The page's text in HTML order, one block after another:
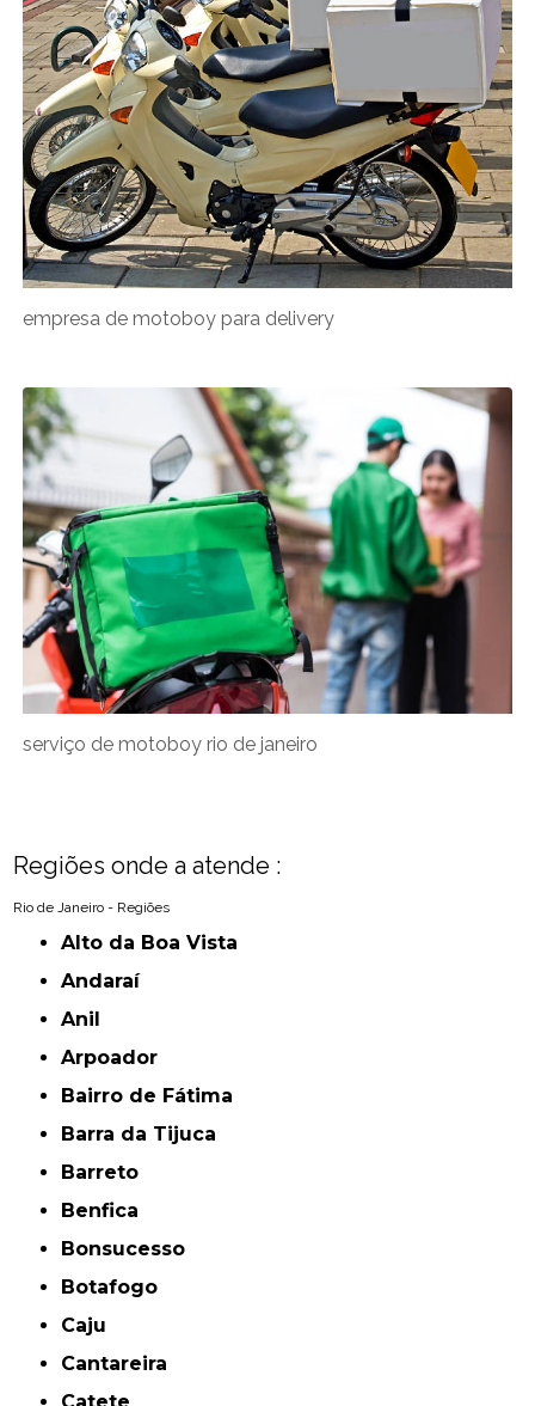
empresa de motoboy para delivery
serviço de motoboy rio de janeiro
Regiões onde a atende :
Rio de Janeiro - Regiões
Alto da Boa Vista
Andaraí
Anil
Arpoador
Bairro de Fátima
Barra da Tijuca
Barreto
Benfica
Bonsucesso
Botafogo
Caju
Cantareira